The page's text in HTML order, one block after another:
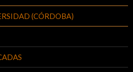
(CÓRDOBA)